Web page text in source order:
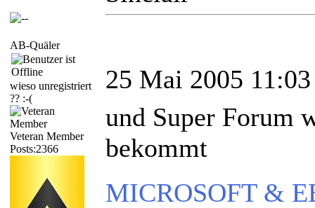
AB-Quäler
wieso unregistriert
?? :-(
Veteran Member
Posts:2366
25 Mai 2005 11:03
und Super Forum
bekommt
MICROSOFT &